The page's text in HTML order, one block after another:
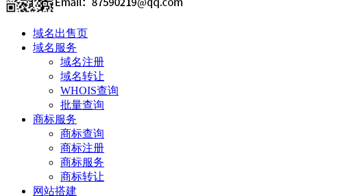
域名出售页
域名服务
域名注册
域名转让
WHOIS查询
批量查询
商标服务
商标查询
商标注册
商标服务
商标转让
网站搭建